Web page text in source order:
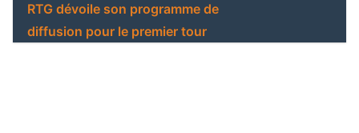
RTG dévoile son programme de
diffusion pour le premier tour